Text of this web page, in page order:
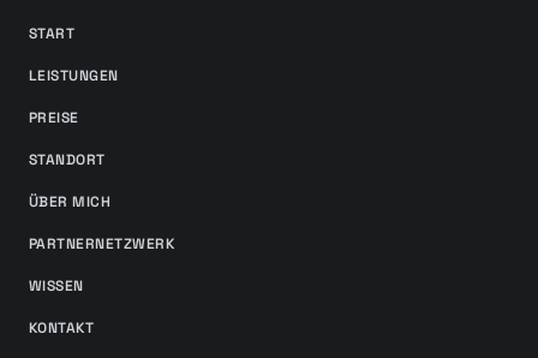
START
LEISTUNGEN
PREISE
STANDORT
ÜBER MICH
PARTNERNETZWERK
WISSEN
KONTAKT